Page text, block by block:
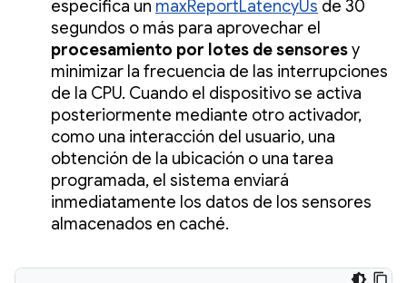
especifica un maxReportLatencyUs de 30
segundos o más para aprovechar el
procesamiento por lotes de sensoresy
minimizar la frecuencia de las interrupciones
de la CPU. Cuando el dispositivo se activa
posteriormente mediante otro activador,
como una interacción del usuario, una
obtención de la ubicación o una tarea
programada, el sistema enviará
inmediatamente los datos de los sensores
almacenados en caché.